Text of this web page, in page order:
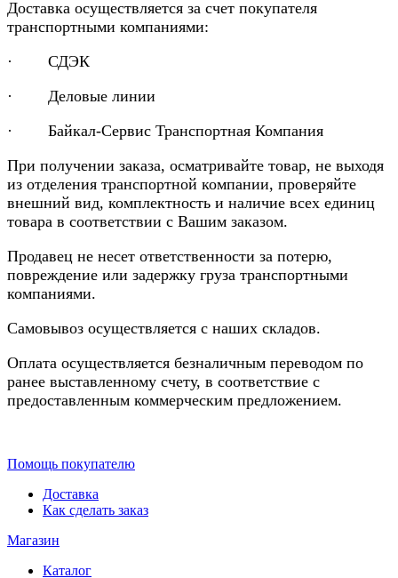
Доставка осуществляется за счет покупателя
транспортными компаниями:
· СДЭК
· Деловые линии
· Байкал-Сервис Транспортная Компания
При получении заказа, осматривайте товар, не выходя
из отделения транспортной компании, проверяйте
внешний вид, комплектность и наличие всех единиц
товара в соответствии с Вашим заказом.
Продавец не несет ответственности за потерю,
повреждение или задержку груза транспортными
компаниями.
Самовывоз осуществляется с наших складов.
Оплата осуществляется безналичным переводом по
ранее выставленному счету, в соответствие с
предоставленным коммерческим предложением.
Помощь покупателю
Доставка
Как сделать заказ
Магазин
Каталог